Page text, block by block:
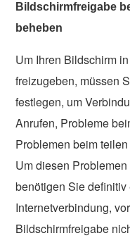
Bildschirmfreigabe
beheben
Um Ihren Bildschirm
freizugeben, müssen
festlegen, um
Anrufen, Probleme
Problemen beim
Um diesen
benötigen Sie
Internetverbindung,
Bildschirmfreigabe